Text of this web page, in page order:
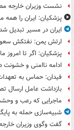
نشست وزیران خارجه
پزشکیان: ایران را همه
ایران در مسیر تبدیل
ارتش یمن: نفتکش
پزشکیان: اگر تا امروز
ادامه ناامنی و خشونت
فیدان: حماس به
بازداشت عامل ارسال
ماجرایی که رعب و
شبیه‌سازی حمله به
گفت وگوی وزیران خارجه